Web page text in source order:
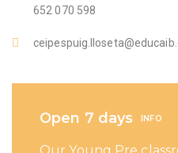
652 070 598
Open 7 days INFO